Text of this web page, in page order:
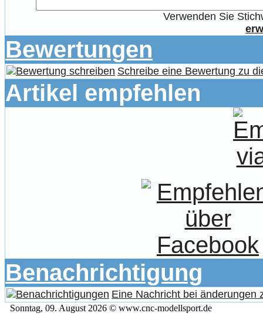
Verwenden Sie
Bewertungen
Schreibe eine Bewertung zu
Artikel empfehlen
Benachrichtigung
Eine Nachricht bei änderungen
Sonntag, 09. August 2026 © www.cnc-modellsport.de